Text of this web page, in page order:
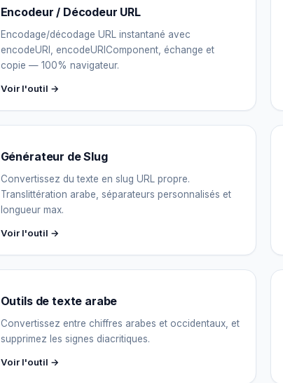
Encodeur / Décodeur URL
Encodage/décodage URL instantané avec
encodeURI, encodeURIComponent, échange et
copie — 100% navigateur.
Voir l'outil →
Générateur de Slug
Convertissez du texte en slug URL propre.
Translittération arabe, séparateurs personnalisés et
longueur max.
Voir l'outil →
Outils de texte arabe
Convertissez entre chiffres arabes et occidentaux, et
supprimez les signes diacritiques.
Voir l'outil →